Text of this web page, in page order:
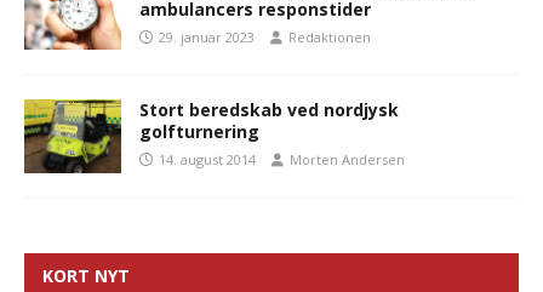
ambulancers responstider
29. januar 2023 Redaktionen
Stort beredskab ved nordjysk
golfturnering
14. august 2014 Morten Andersen
KORT NYT